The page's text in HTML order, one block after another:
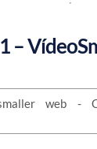
1 –